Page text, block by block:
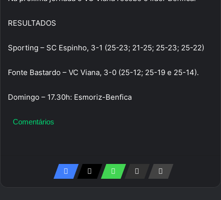
RESULTADOS
Sporting – SC Espinho, 3-1 (25-23; 21-25; 25-23; 25-22)
Fonte Bastardo – VC Viana, 3-0 (25-12; 25-19 e 25-14).
Domingo – 17.30h: Esmoriz-Benfica
Comentários